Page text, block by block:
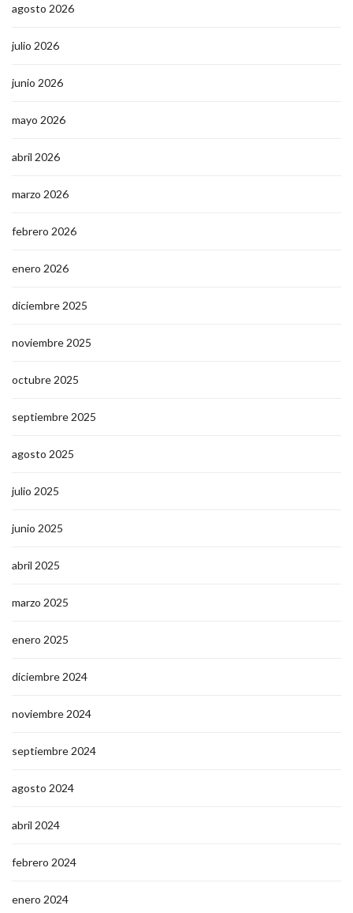
agosto 2026
julio 2026
junio 2026
mayo 2026
abril 2026
marzo 2026
febrero 2026
enero 2026
diciembre 2025
noviembre 2025
octubre 2025
septiembre 2025
agosto 2025
julio 2025
junio 2025
abril 2025
marzo 2025
enero 2025
diciembre 2024
noviembre 2024
septiembre 2024
agosto 2024
abril 2024
febrero 2024
enero 2024